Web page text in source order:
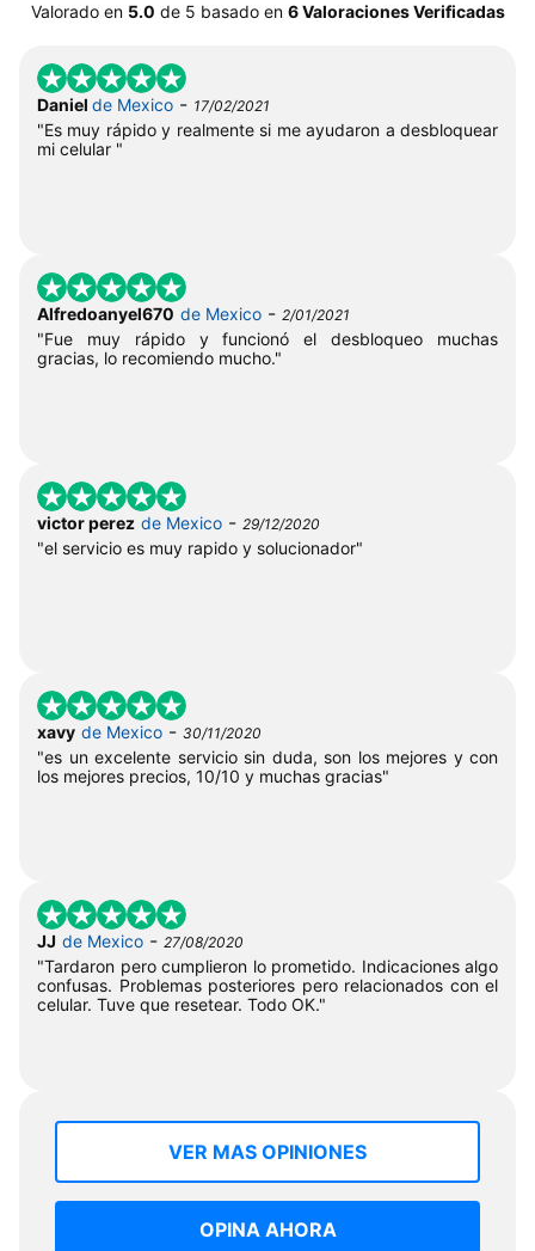
Valorado en 5.0 de 5 basado en 6 Valoraciones Verificadas
Daniel de Mexico - 17/02/2021
"Es muy rápido y realmente si me ayudaron a desbloquear
mi celular "
Alfredoanyel670 de Mexico - 2/01/2021
"Fue muy rápido y funcionó el desbloqueo muchas
gracias, lo recomiendo mucho."
victor perez de Mexico - 29/12/2020
"el servicio es muy rapido y solucionador"
xavy de Mexico - 30/11/2020
"es un excelente servicio sin duda, son los mejores y con
los mejores precios, 10/10 y muchas gracias"
JJ de Mexico - 27/08/2020
"Tardaron pero cumplieron lo prometido. Indicaciones algo
confusas. Problemas posteriores pero relacionados con el
celular. Tuve que resetear. Todo OK."
VER MAS OPINIONES
OPINA AHORA